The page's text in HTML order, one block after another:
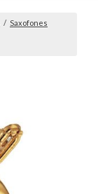
/ Saxofones